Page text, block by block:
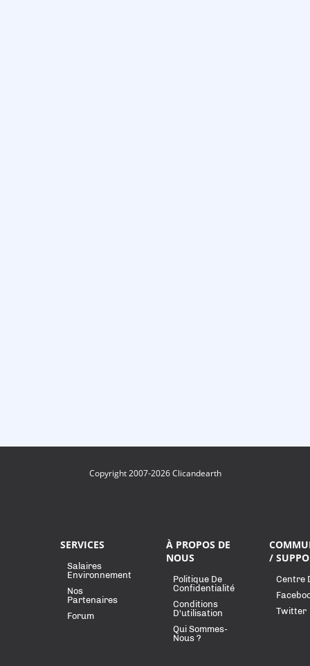
Copyright 2007-2026 Clicandearth
SERVICES
Salaires
Environnement
Nos
Partenaires
Forum
À PROPOS DE
NOUS
Politique De
Confidentialité
Conditions
D'utilisation
Qui Sommes-
Nous ?
/
Centre
Twitter